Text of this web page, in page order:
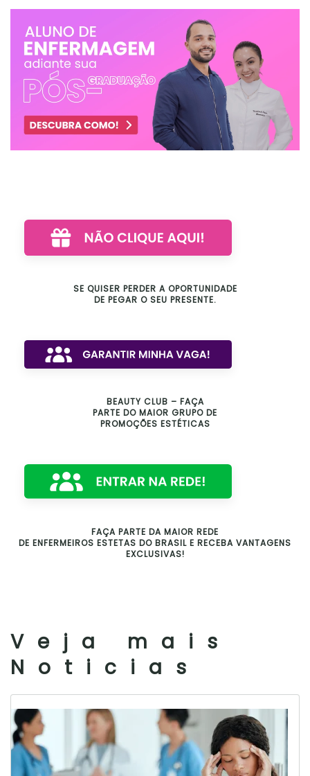
SE QUISER PERDER A OPORTUNIDADE
DE PEGAR O SEU PRESENTE.
BEAUTY CLUB – FAÇA
PARTE DO MAIOR GRUPO DE
PROMOÇÕES ESTÉTICAS
FAÇA PARTE DA MAIOR REDE
DE ENFERMEIROS ESTETAS DO BRASIL E RECEBA VANTAGENS
EXCLUSIVAS!
Veja mais
Noticias